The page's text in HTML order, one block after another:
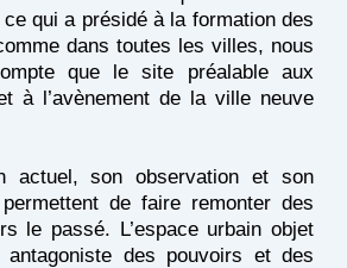
qui a présidé à la formation des
dans toutes les villes, nous
que le site préalable aux
à l’avènement de la ville neuve
actuel, son observation et son
de faire remonter des
le passé. L’espace urbain objet
antagoniste des pouvoirs et des